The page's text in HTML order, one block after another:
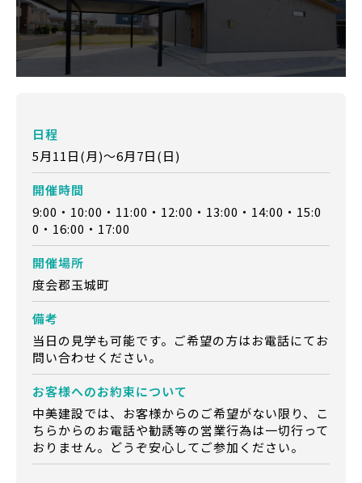
日程
5月11日(月)～6月7日(日)
開催時間
9:00・10:00・11:00・12:00・13:00・14:00・15:0
0・16:00・17:00
開催場所
度会郡玉城町
備考
当日の見学も可能です。ご希望の方はお電話にてお
問い合わせください。
お客様へのお約束について
中美建設では、お客様からのご希望がない限り、こ
ちらからのお電話や勧誘等の営業行為は一切行って
おりません。どうぞ安心してご参加ください。